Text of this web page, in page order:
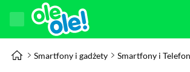
Smartfony i gadżety Smartfony i